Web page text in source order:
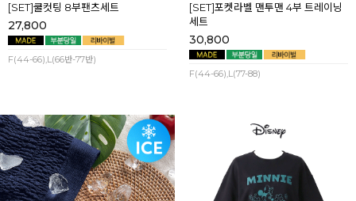
[SET]쿨컷팅 8부팬츠세트
27,800
F(44-66),L(66반-77반)
[SET]포켓라벨 맨투맨 4부 트레이닝
세트
30,800
F(44-66),L(77-88)